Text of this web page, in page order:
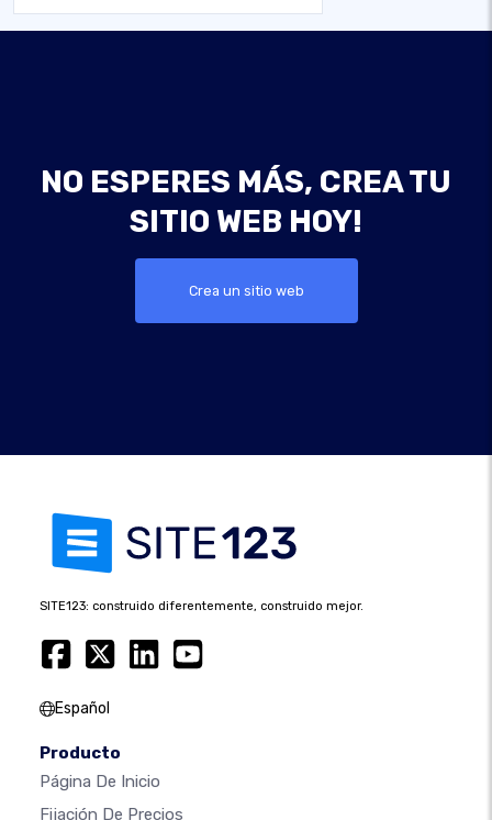
NO ESPERES MÁS, CREA TU
SITIO WEB HOY!
Crea un sitio web
SITE123: construido diferentemente, construido mejor.
Español
Producto
Página De Inicio
Fijación De Precios